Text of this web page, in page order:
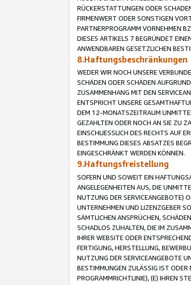
RÜCKERSTATTUNGEN ODER
FIRMENWERT ODER SONSTIGEN
PARTNERPROGRAMM VORNEHMEN
DIESES ARTIKELS 7 BEGRÜNDET
ANWENDBAREN GESETZLICHEN
8.Haftungsbeschränkungen
WEDER WIR NOCH UNSERE
SCHÄDEN ODER SCHÄDEN
ZUSAMMENHANG MIT DEN
ENTSPRICHT UNSERE
DEM 12-MONATSZEITRAUM
GEZAHLTEN ODER NOCH AN SIE ZU
EINSCHLIESSLICH DES RECHTS AUF
BESTIMMUNG DIESES ABSATZES
EINGESCHRÄNKT WERDEN KÖNNEN.
9.Haftungsfreistellung
SOFERN UND SOWEIT EIN
ANGELEGENHEITEN AUS, DIE
NUTZUNG DER SERVICEANGEBOTE)
UNTERNEHMEN UND LIZENZGEBER
SÄMTLICHEN ANSPRÜCHEN,
SCHADLOS ZUHALTEN, DIE IM
IHRER WEBSITE ODER
FERTIGUNG, HERSTELLUNG,
NUTZUNG DER SERVICEANGEBOTE
BESTIMMUNGEN ZULÄSSIG IST ODER
PROGRAMMRICHTLINIE), (E) IHREN